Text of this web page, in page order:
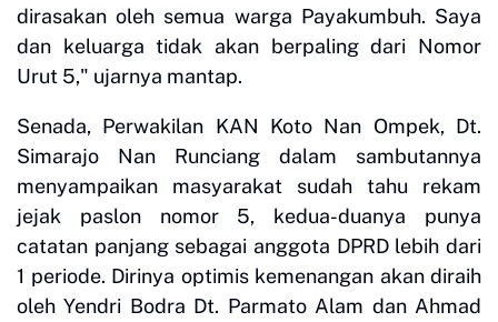
dirasakan oleh semua warga Payakumbuh. Saya
dan keluarga tidak akan berpaling dari Nomor
Urut 5," ujarnya mantap.
Senada, Perwakilan KAN Koto Nan Ompek, Dt.
Simarajo Nan Runciang dalam sambutannya
menyampaikan masyarakat sudah tahu rekam
jejak paslon nomor 5, kedua-duanya punya
catatan panjang sebagai anggota DPRD lebih dari
1 periode. Dirinya optimis kemenangan akan diraih
oleh Yendri Bodra Dt. Parmato Alam dan Ahmad